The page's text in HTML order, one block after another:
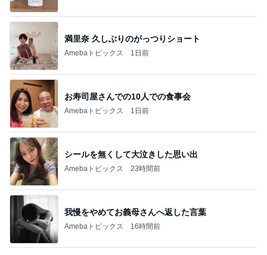
満里奈 久しぶりのがっつりショート
Amebaトピックス 1日前
お寿司屋さんでの10人での食事会
Amebaトピックス 1日前
シールを無くして大泣きした思い出
Amebaトピックス 23時間前
我慢をやめてお義母さんへ返した言葉
Amebaトピックス 16時間前